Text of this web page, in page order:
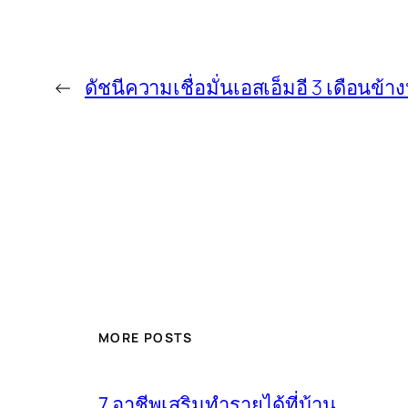
← ดัชนีความเชื่อมั่นเอสเอ็มอี 3 เดือนข้า
MORE POSTS